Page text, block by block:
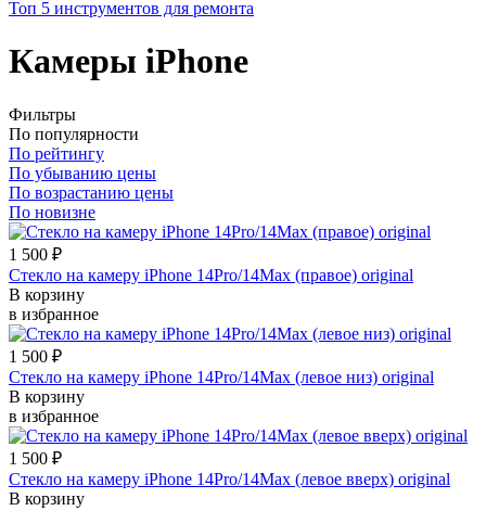
Топ 5 инструментов для ремонта
Камеры iPhone
Фильтры
По популярности
По рейтингу
По убыванию цены
По возрастанию цены
По новизне
1 500 ₽
Стекло на камеру iPhone 14Pro/14Max (правое) original
В корзину
в избранное
1 500 ₽
Стекло на камеру iPhone 14Pro/14Max (левое низ) original
В корзину
в избранное
1 500 ₽
Стекло на камеру iPhone 14Pro/14Max (левое вверх) original
В корзину